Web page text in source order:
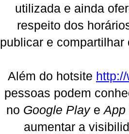
utilizada e ainda
respeito dos
publicar e
Além do hotsite
pessoas podem
no Google PlayeApp
aumentar a